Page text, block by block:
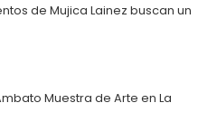
de Mujica Lainez buscan un
Muestra de Arte en La